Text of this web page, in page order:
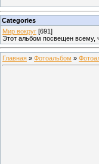
Categories
Мир вокруг [691]
Этот альбом посвещен всему,
Главная » Фотоальбом »